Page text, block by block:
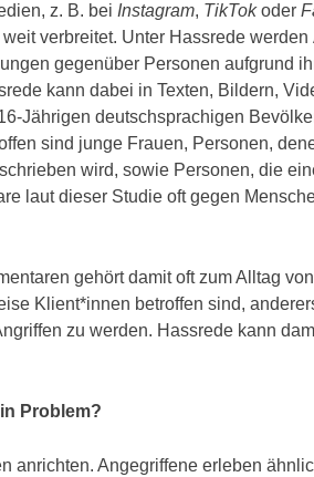
z. B. bei Instagram, TikTokoder
verbreitet. Unter Hassrede
gegenüber Personen aufgrund
kann dabei in Texten, Bildern,
Jährigen deutschsprachigen
sind junge Frauen, Personen,
wird, sowie Personen, die
laut dieser Studie oft gegen
gehört damit oft zum Alltag
Klient*innen betroffen sind,
zu werden. Hassrede kann
Problem?
anrichten. Angegriffene erleben